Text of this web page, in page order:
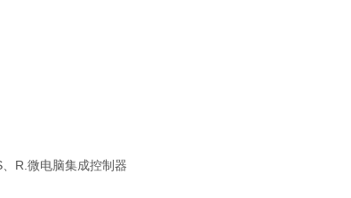
R.微电脑集成控制器